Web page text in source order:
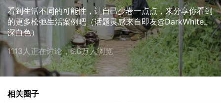
看到生活不同的可能性，让自己少卷一点点，来分享你看到
的更多松弛生活案例吧（话题灵感来自即友@DarkWhite_
深白色）
1113人正在讨论，6.6万人浏览
相关圈子